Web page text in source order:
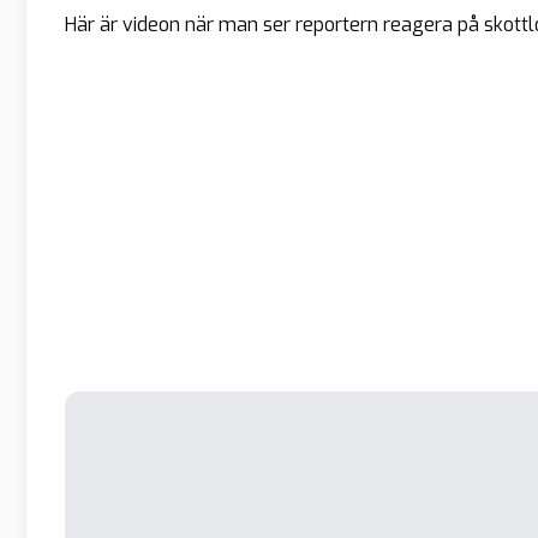
Här är videon när man ser reportern reagera på